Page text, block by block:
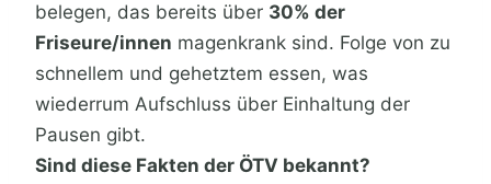
belegen, das bereits über 30% der
Friseure/innen magenkrank sind. Folge von zu
schnellem und gehetztem essen, was
wiederrum Aufschluss über Einhaltung der
Pausen gibt.
Sind diese Fakten der ÖTV bekannt?